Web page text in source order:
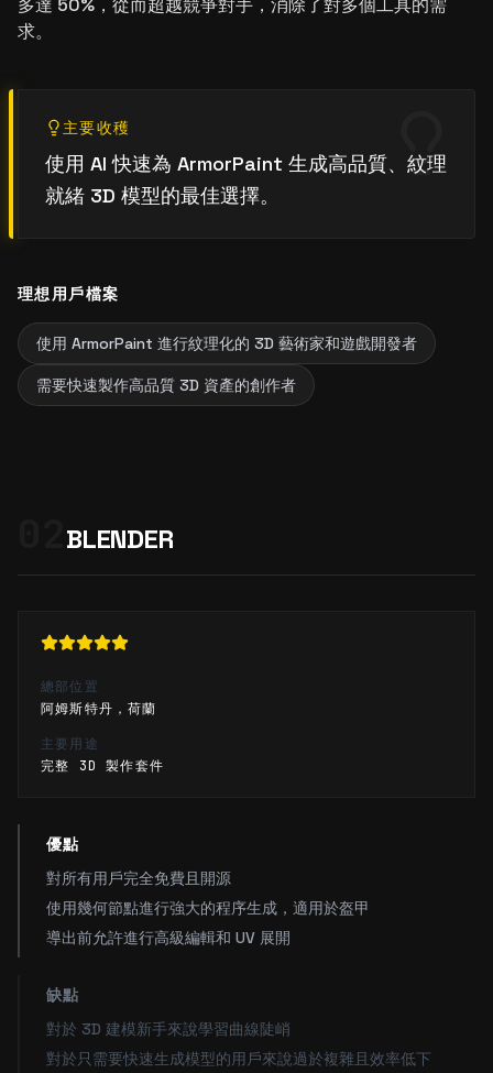
多達 50%，從而超越競爭對手，消除了對多個工具的需
求。
主要收穫
使用 AI 快速為 ArmorPaint 生成高品質、紋理
就緒 3D 模型的最佳選擇。
理想用戶檔案
使用 ArmorPaint 進行紋理化的 3D 藝術家和遊戲開發者
需要快速製作高品質 3D 資產的創作者
BLENDER
總部位置
阿姆斯特丹，荷蘭
主要用途
完整 3D 製作套件
優點
對所有用戶完全免費且開源
使用幾何節點進行強大的程序生成，適用於盔甲
導出前允許進行高級編輯和 UV 展開
缺點
對於 3D 建模新手來說學習曲線陡峭
對於只需要快速生成模型的用戶來說過於複雜且效率低下